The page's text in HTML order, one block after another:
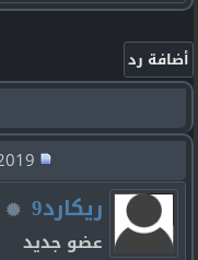
ريكارد9
عضو جديد